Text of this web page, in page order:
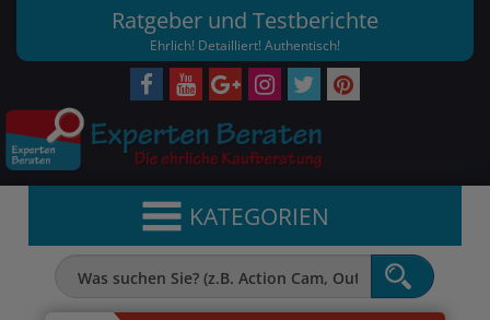
Ratgeber und Testberichte
Ehrlich! Detailliert! Authentisch!
KATEGORIEN